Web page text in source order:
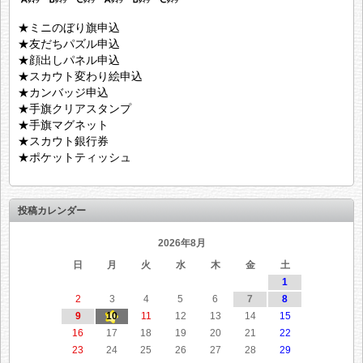
★ミニのぼり旗申込
★友だちパズル申込
★顔出しパネル申込
★スカウト変わり絵申込
★カンバッジ申込
★手旗クリアスタンプ
★手旗マグネット
★スカウト銀行券
★ポケットティッシュ
投稿カレンダー
2026年8月
日
月 火 水 木 金
土
1
2
3 4 5 6 7
8
9
10 11 12 13 14
15
16
17 18 19 20 21
22
23
24 25 26 27 28
29